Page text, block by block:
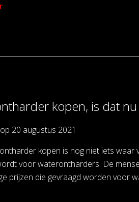
kopen, is dat
20 augustus 2021
kopen is nog niet iets
voor waterontharders. De
prijzen die gevraagd worden voor